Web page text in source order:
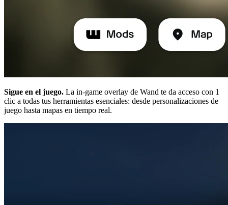
Sigue en el juego. La in-game overlay de Wand te da acceso con 1
clic a todas tus herramientas esenciales: desde personalizaciones de
juego hasta mapas en tiempo real.